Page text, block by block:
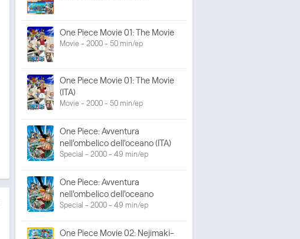
One Piece Movie 01: The Movie
Movie - 2000 - 50 min/ep
One Piece Movie 01: The Movie
(ITA)
Movie - 2000 - 50 min/ep
One Piece: Avventura
nell'ombelico dell'oceano (ITA)
Special - 2000 - 49 min/ep
One Piece: Avventura
nell'ombelico dell'oceano
Special - 2000 - 49 min/ep
One Piece Movie 02: Nejimaki-